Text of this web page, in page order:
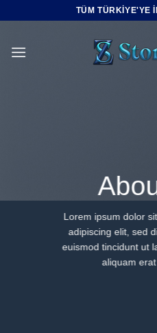
TÜM TÜRKIYE'YE
Lorem ipsum dolor
adipiscing elit, sed
euismod tincidunt ut
aliquam